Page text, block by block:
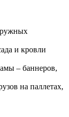
и кровли
– баннеров,
на паллетах,